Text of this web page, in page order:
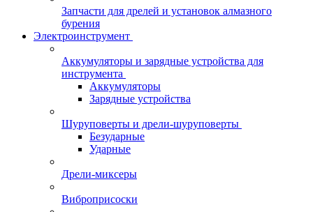
Запчасти для дрелей и установок алмазного
бурения
Электроинструмент
Аккумуляторы и зарядные устройства для
инструмента
Аккумуляторы
Зарядные устройства
Шуруповерты и дрели-шуруповерты
Безударные
Ударные
Дрели-миксеры
Виброприсоски